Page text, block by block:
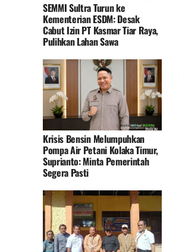
SEMMI Sultra Turun ke
Kementerian ESDM: Desak
Cabut Izin PT Kasmar Tiar Raya,
Pulihkan Lahan Sawa
Krisis Bensin Melumpuhkan
Pompa Air Petani Kolaka Timur,
Suprianto: Minta Pemerintah
Segera Pasti